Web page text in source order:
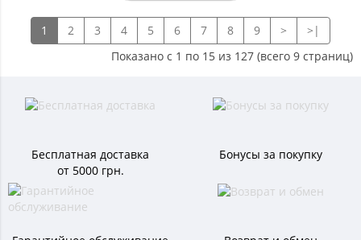
1 2 3 4 5 6 7 8 9 >
>|
Показано с 1 по 15 из 127 (всего 9 страниц)
Бесплатная доставка
от 5000 грн.
Бонусы за покупку